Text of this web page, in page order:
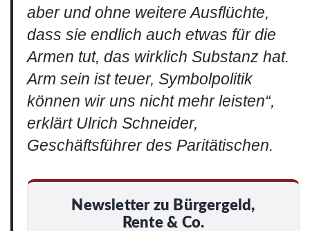
aber und ohne weitere Ausflüchte,
dass sie endlich auch etwas für die
Armen tut, das wirklich Substanz hat.
Arm sein ist teuer, Symbolpolitik
können wir uns nicht mehr leisten“,
erklärt Ulrich Schneider,
Geschäftsführer des Paritätischen.
Newsletter zu Bürgergeld,
Rente & Co.